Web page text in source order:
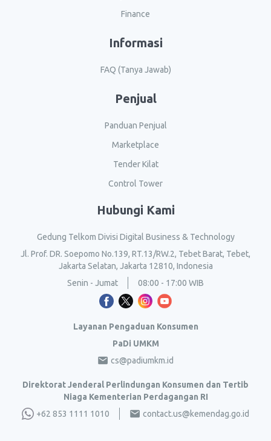
Finance
Informasi
FAQ (Tanya Jawab)
Penjual
Panduan Penjual
Marketplace
Tender Kilat
Control Tower
Hubungi Kami
Gedung Telkom Divisi Digital Business & Technology
Jl. Prof. DR. Soepomo No.139, RT.13/RW.2, Tebet Barat, Tebet,
Jakarta Selatan, Jakarta 12810, Indonesia
Senin - Jumat
08:00 - 17:00 WIB
Layanan Pengaduan Konsumen
PaDi UMKM
cs@padiumkm.id
Direktorat Jenderal Perlindungan Konsumen dan Tertib
Niaga Kementerian Perdagangan RI
+62 853 1111 1010
contact.us@kemendag.go.id